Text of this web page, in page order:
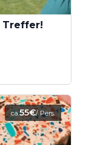
Treffer!
ca.55€/ Pers.